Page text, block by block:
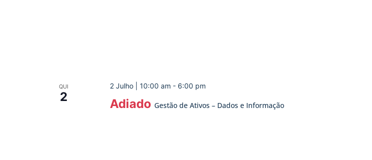
QUI
2 Adiado Gestão de Ativos – Dados e Informação
2 Julho | 10:00 am - 6:00 pm